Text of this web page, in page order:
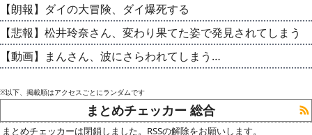
【朗報】ダイの大冒険、ダイ爆死する
【悲報】松井玲奈さん、変わり果てた姿で発見されてしまう
【動画】まんさん、波にさらわれてしまう…
※以下、掲載順はアクセスごとにランダムです
まとめチェッカー 総合
まとめチェッカーは閉鎖しました。RSSの解除をお願いします。